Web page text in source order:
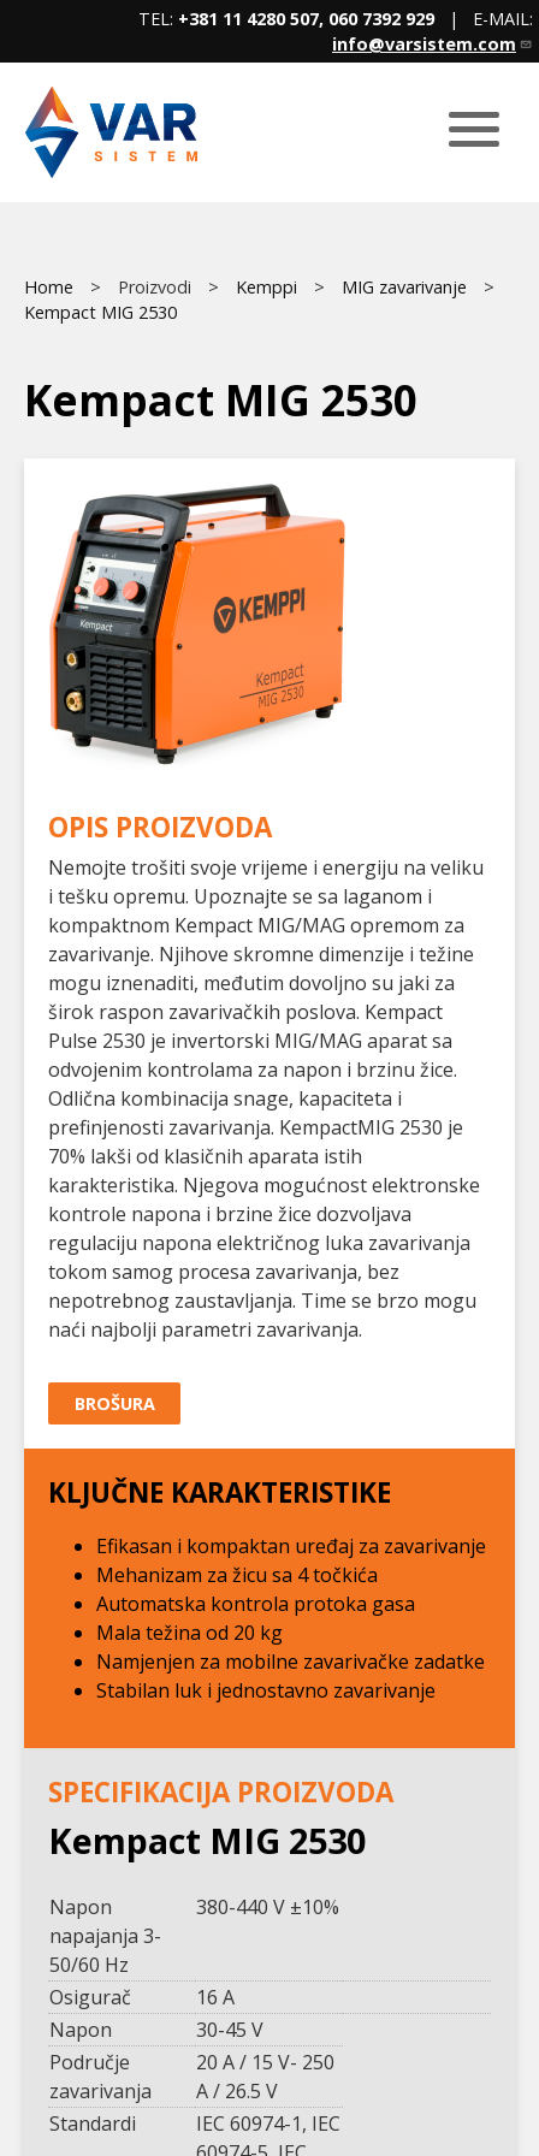
content
TEL: +381 11 4280 507, 060 7392 929| E-MAIL:
info@varsistem.com
Main
Breadcrumb
Home Proizvodi Kemppi
MIG zavarivanje
Kempact MIG 2530
Kempact MIG 2530
OPIS PROIZVODA
Nemojte trošiti svoje vrijeme i energiju na veliku
i tešku opremu. Upoznajte se sa laganom i
kompaktnom Kempact MIG/MAG opremom za
zavarivanje. Njihove skromne dimenzije i težine
mogu iznenaditi, međutim dovoljno su jaki za
širok raspon zavarivačkih poslova. Kempact
Pulse 2530 je invertorski MIG/MAG aparat sa
odvojenim kontrolama za napon i brzinu žice.
Odlična kombinacija snage, kapaciteta i
prefinjenosti zavarivanja. KempactMIG 2530 je
70% lakši od klasičnih aparata istih
karakteristika. Njegova mogućnost elektronske
kontrole napona i brzine žice dozvoljava
regulaciju napona električnog luka zavarivanja
tokom samog procesa zavarivanja, bez
nepotrebnog zaustavljanja. Time se brzo mogu
naći najbolji parametri zavarivanja.
BROŠURA
KLJUČNE KARAKTERISTIKE
Efikasan i kompaktan uređaj za zavarivanje
Mehanizam za žicu sa 4 točkića
Automatska kontrola protoka gasa
Mala težina od 20 kg
Namjenjen za mobilne zavarivačke zadatke
Stabilan luk i jednostavno zavarivanje
SPECIFIKACIJA PROIZVODA
Kempact MIG 2530
Napon
napajanja 3-
50/60 Hz
380-440 V ±10%
Osigurač
16 A
Napon
30-45 V
Područje
zavarivanja
20 A / 15 V- 250
A / 26.5 V
Standardi
IEC 60974-1, IEC